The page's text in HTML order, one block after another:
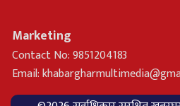
Marketing
Contact No: 9851204183
Email: